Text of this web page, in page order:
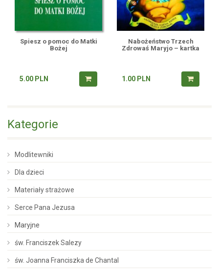
Spiesz o pomoc do Matki
Bożej
5.00 PLN
Nabożeństwo Trzech
Zdrowaś Maryjo – kartka
1.00 PLN
Kategorie
Modlitewniki
Dla dzieci
Materiały strażowe
Serce Pana Jezusa
Maryjne
św. Franciszek Salezy
św. Joanna Franciszka de Chantal